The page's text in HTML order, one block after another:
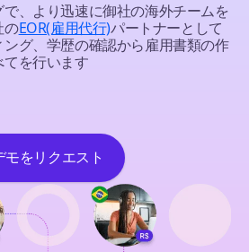
、より迅速に御社の海外チームを
のEOR(雇用代行)パートナーとして
グ、学歴の確認から雇用書類の作
を行います
モをリクエスト